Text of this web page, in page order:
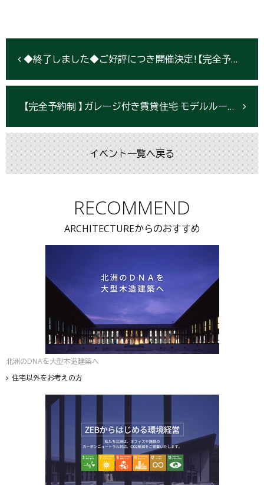
◆終了しました◆ご好評につき開催決定！【完全予約制】土地活用＆相続対策セミナー〈3/16仙台会場〉
【完全予約制 】ガレージ付き賃貸住宅 モデルルーム内覧会inさいたま市《12/6-7開催》
イベント一覧へ戻る
RECOMMEND
ARCHITECTUREからのおすすめ
北洲のDNAを大型木造建築へ
住宅以外をお考えの方